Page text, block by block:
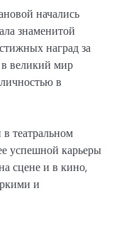
начались
знаменитой
наград за
великий мир
в
театральном
успешной карьеры
сцене и в кино,
и